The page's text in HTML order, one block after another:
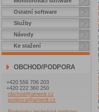
Ostatní software
Služby
Návody
Ke stažení
OBCHOD/PODPORA
+420 556 706 203
+420 222 360 250
obchod@amenit.cz
podpora@amenit.cz